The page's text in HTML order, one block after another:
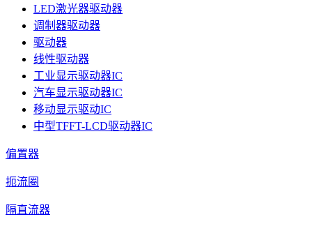
LED激光器驱动器
调制器驱动器
驱动器
线性驱动器
工业显示驱动器IC
汽车显示驱动器IC
移动显示驱动IC
中型TFFT-LCD驱动器IC
偏置器
扼流圈
隔直流器